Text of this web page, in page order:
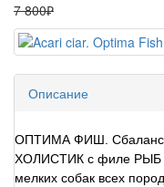
7 800₽
Описание
ОПТИМА ФИШ.
ХОЛИСТИК с филе РЫБ
мелких собак всех